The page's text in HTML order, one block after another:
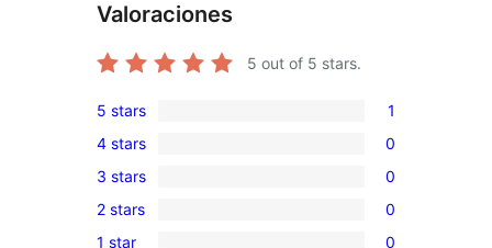
Valoraciones
5 out of 5 stars.
1
5-
star
review
5 stars 1
0
4-
star
reviews
4 stars 0
0
3-
3 stars 0
0
2 stars 0
1 star 0